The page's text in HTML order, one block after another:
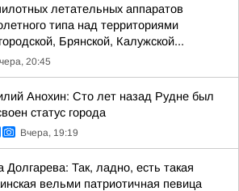
летательных аппаратов
типа над территориями
Брянской, Калужской...
20:45
Анохин: Сто лет назад Рудне был
статус города
Вчера, 19:19
Долгарева: Так, ладно, есть такая
вельми патриотичная певица